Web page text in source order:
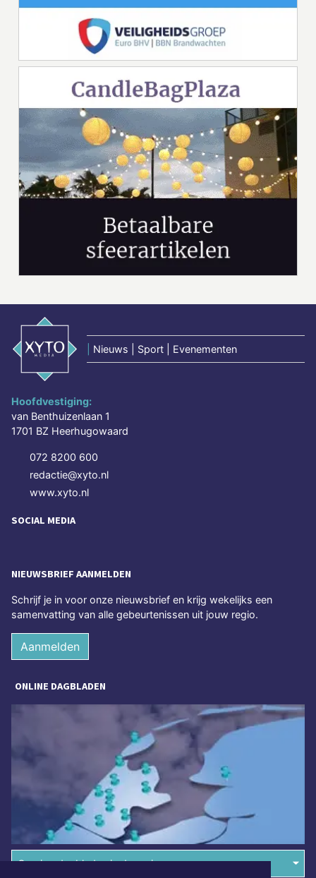
Nieuws | Sport | Evenementen
Hoofdvestiging:
van Benthuizenlaan 1
1701 BZ Heerhugowaard
072 8200 600
redactie@xyto.nl
www.xyto.nl
SOCIAL MEDIA
NIEUWSBRIEF AANMELDEN
Schrijf je in voor onze nieuwsbrief en krijg wekelijks een
samenvatting van alle gebeurtenissen uit jouw regio.
Aanmelden
ONLINE DAGBLADEN
Overige dagbladen in de regio